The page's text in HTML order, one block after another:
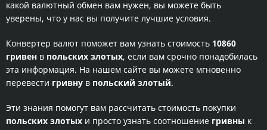
какой валютный обмен вам нужен, вы можете быть
уверены, что у нас вы получите лучшие условия.
Конвертер валют поможет вам узнать стоимость 10860
гривен в польских злотых, если вам срочно понадобилась
эта информация. На нашем сайте вы можете мгновенно
перевести гривну в польский злотый.
Эти знания помогут вам рассчитать стоимость покупки
польских злотых и просто узнать соотношение гривны к